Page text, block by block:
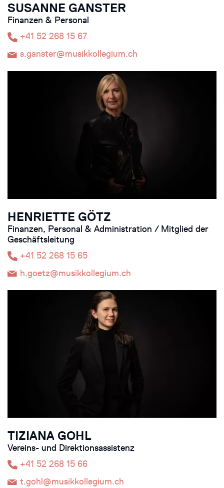
SUSANNE GANSTER
Finanzen & Personal
+41 52 268 15 67
s.ganster@musikkollegium.ch
HENRIETTE GÖTZ
Finanzen, Personal & Administration / Mitglied der
Geschäftsleitung
+41 52 268 15 65
h.goetz@musikkollegium.ch
TIZIANA GOHL
Vereins- und Direktionsassistenz
+41 52 268 15 66
t.gohl@musikkollegium.ch